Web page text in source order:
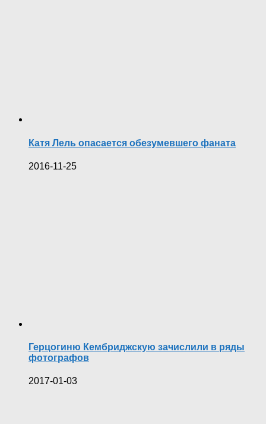
Катя Лель опасается обезумевшего фаната
2016-11-25
Герцогиню Кембриджскую зачислили в ряды
фотографов
2017-01-03